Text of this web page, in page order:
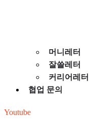
머니레터
잘쓸레터
커리어레터
협업 문의
Youtube